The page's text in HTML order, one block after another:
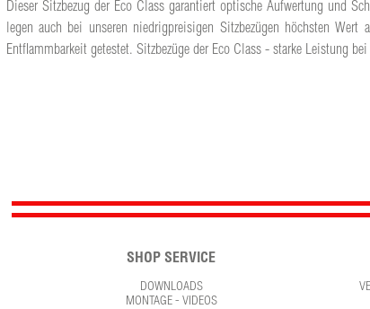
Dieser Sitzbezug der Eco Class garantiert optische Aufwertung und
legen auch bei unseren niedrigpreisigen Sitzbezügen höchsten
Entflammbarkeit getestet. Sitzbezüge der Eco Class - starke Leistung
SHOP SERVICE
DOWNLOADS
MONTAGE - VIDEOS